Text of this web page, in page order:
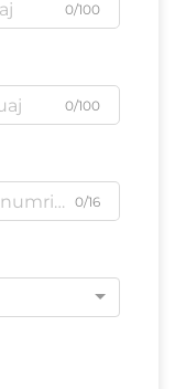
0/100
0/100
0/16